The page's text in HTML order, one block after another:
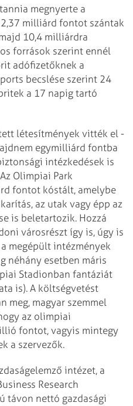
megnyerte a
2,37 milliárd fontot szántak
10,4 milliárdra
források szerint ennél
adófizetőknek a
becslése szerint 24
a 17 napig tartó
létesítmények vitték el -
egymilliárd fontba
intézkedések is
Olimpiai Park
fontot kóstált, amelybe
az utak vagy épp az
is beletartozik. Hozzá
városrészt így is, úgy is
megépült intézmények
néhány esetben máris
Stadionban fantáziát
is). A költségvetést
meg, magyar szemmel
az olimpiai
fontot, vagyis mintegy
a szervezők.
intézet, a
Research
távon nettó gazdasági